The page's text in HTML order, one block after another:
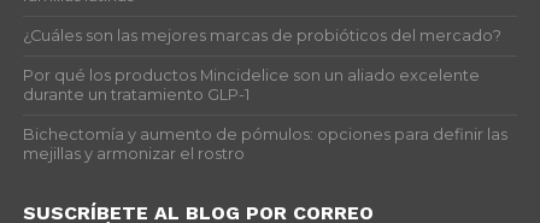
¿Cuáles son las mejores marcas de probióticos del mercado?
Por qué los productos Mincidelice son un aliado excelente
durante un tratamiento GLP-1
Bichectomía y aumento de pómulos: opciones para definir las
mejillas y armonizar el rostro
SUSCRÍBETE AL BLOG POR CORREO